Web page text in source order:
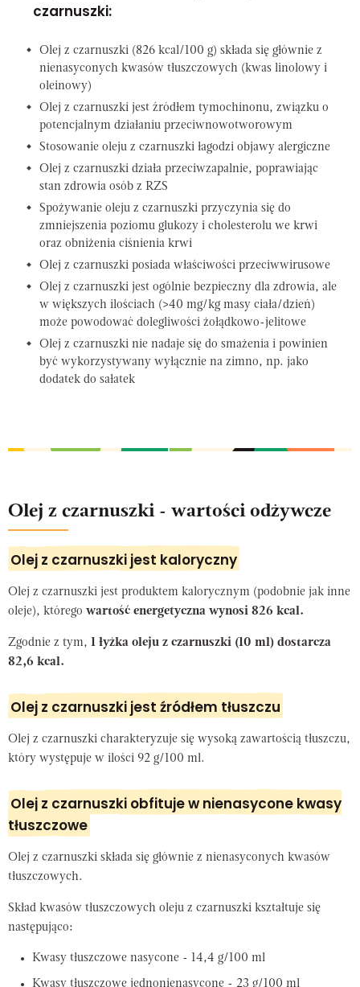
czarnuszki:
Olej z czarnuszki (826 kcal/100 g) składa się głównie z
nienasyconych kwasów tłuszczowych (kwas linolowy i
oleinowy)
Olej z czarnuszki jest źródłem tymochinonu, związku o
potencjalnym działaniu przeciwnowotworowym
Stosowanie oleju z czarnuszki łagodzi objawy alergiczne
Olej z czarnuszki działa przeciwzapalnie, poprawiając
stan zdrowia osób z RZS
Spożywanie oleju z czarnuszki przyczynia się do
zmniejszenia poziomu glukozy i cholesterolu we krwi
oraz obniżenia ciśnienia krwi
Olej z czarnuszki posiada właściwości przeciwwirusowe
Olej z czarnuszki jest ogólnie bezpieczny dla zdrowia, ale
w większych ilościach (>40 mg/kg masy ciała/dzień)
może powodować dolegliwości żołądkowo-jelitowe
Olej z czarnuszki nie nadaje się do smażenia i powinien
być wykorzystywany wyłącznie na zimno, np. jako
dodatek do sałatek
Olej z czarnuszki - wartości odżywcze
Olej z czarnuszki jest kaloryczny
Olej z czarnuszki jest produktem kalorycznym (podobnie jak inne
oleje), którego wartość energetyczna wynosi 826 kcal.
Zgodnie z tym, 1 łyżka oleju z czarnuszki (10 ml) dostarcza
82,6 kcal.
Olej z czarnuszki jest źródłem tłuszczu
Olej z czarnuszki charakteryzuje się wysoką zawartością tłuszczu,
który występuje w ilości 92 g/100 ml.
Olej z czarnuszki obfituje w nienasycone kwasy
tłuszczowe
Olej z czarnuszki składa się głównie z nienasyconych kwasów
tłuszczowych.
Skład kwasów tłuszczowych oleju z czarnuszki kształtuje się
następująco:
Kwasy tłuszczowe nasycone - 14,4 g/100 ml
Kwasy tłuszczowe jednonienasycone - 23 g/100 ml